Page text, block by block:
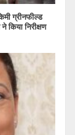
ग्रीनफील्ड
किया निरीक्षण